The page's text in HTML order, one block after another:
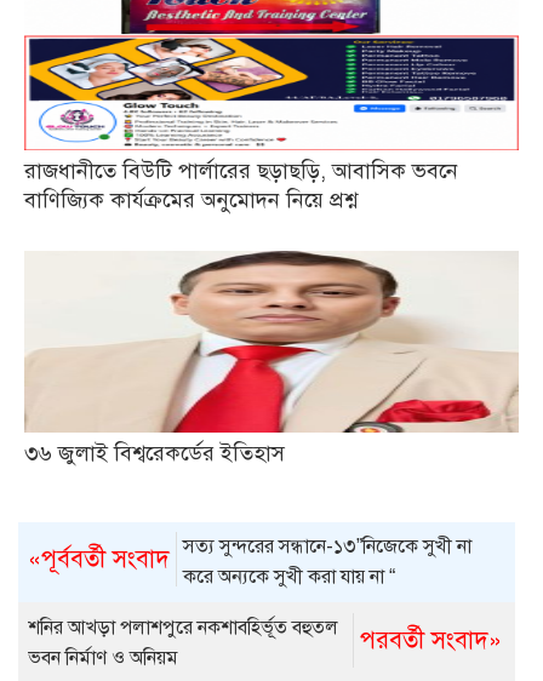
রাজধানীতে বিউটি পার্লারের ছড়াছড়ি, আবাসিক ভবনে
বাণিজ্যিক কার্যক্রমের অনুমোদন নিয়ে প্রশ্ন
৩৬ জুলাই বিশ্বরেকর্ডের ইতিহাস
«পূর্ববর্তী সংবাদ সত্য সুন্দরের সন্ধানে-১৩”নিজেকে সুখী না
করে অন্যকে সুখী করা যায় না “
পরবর্তী সংবাদ»
শনির আখড়া পলাশপুরে নকশাবহির্ভূত বহুতল
ভবন নির্মাণ ও অনিয়ম